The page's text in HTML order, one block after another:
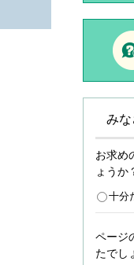
み
お求め
ょうか
十分
ページ
たでし